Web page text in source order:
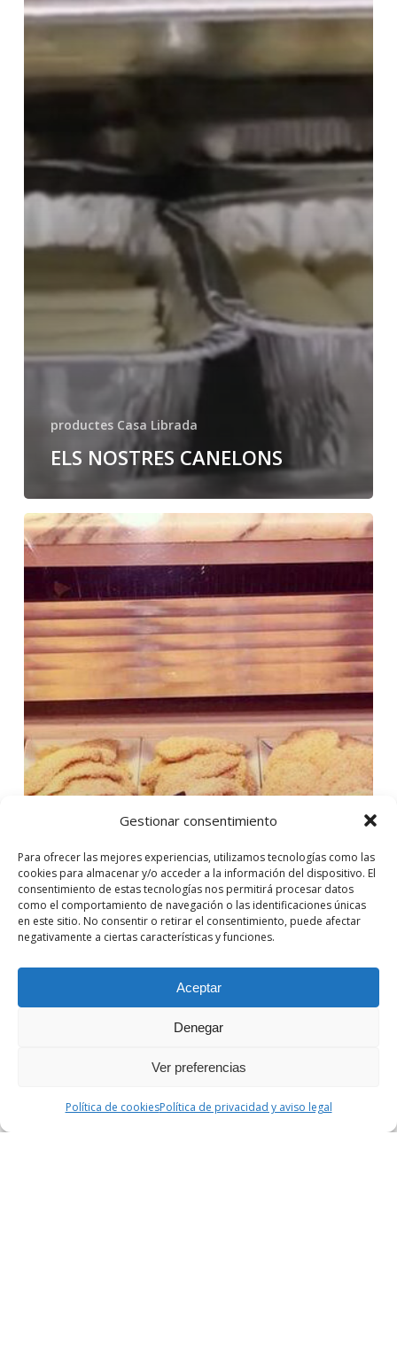
Gestionar consentimiento
Para ofrecer las mejores experiencias, utilizamos tecnologías como las
cookies para almacenar y/o acceder a la información del dispositivo. El
consentimiento de estas tecnologías nos permitirá procesar datos
como el comportamiento de navegación o las identificaciones únicas
en este sitio. No consentir o retirar el consentimiento, puede afectar
negativamente a ciertas características y funciones.
Aceptar
Denegar
Ver preferencias
Política de cookiesPolítica de privacidad y aviso legal
productes Casa Librada
ELS NOSTRES CANELONS